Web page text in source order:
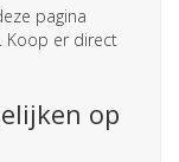
pagina
Koop er direct
op